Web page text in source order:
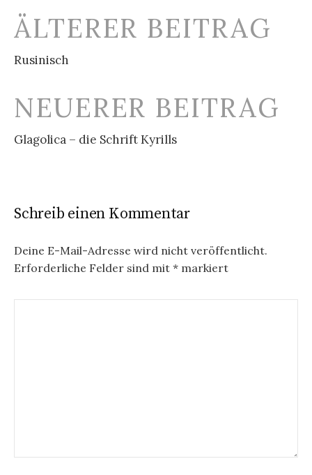
Beitrags-
ÄLTERER BEITRAG
Rusinisch
NEUERER BEITRAG
Glagolica – die Schrift Kyrills
Schreib einen Kommentar
Deine E-Mail-Adresse wird nicht veröffentlicht.
Erforderliche Felder sind mit * markiert